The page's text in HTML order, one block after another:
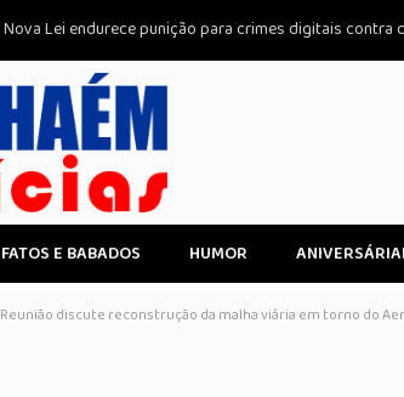
Nova Lei endurece punição para crimes digitais contra
FATOS E BABADOS HUMOR
Reunião discute reconstrução da malha viária em torno do